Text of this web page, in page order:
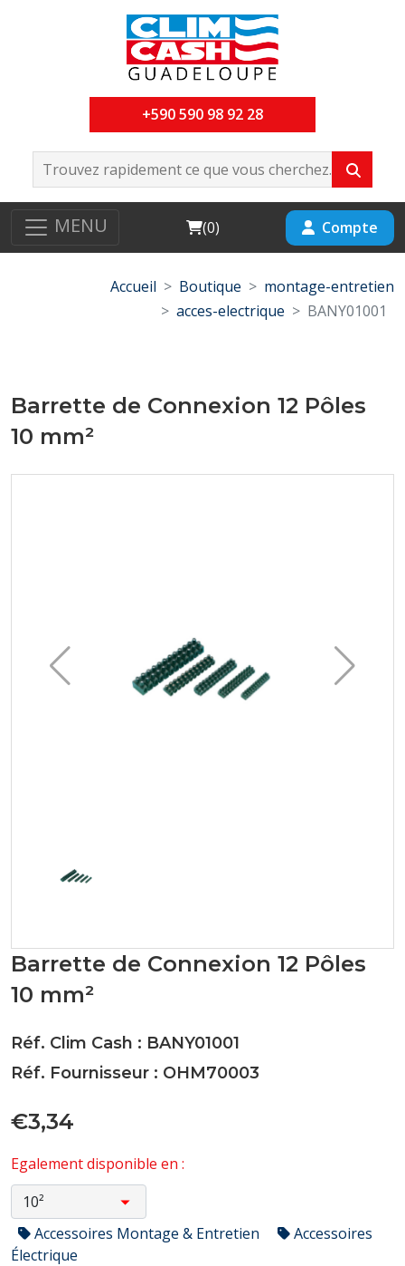
+590 590 98 92 28
MENU Cart
(0) Compte
Accueil Boutique
montage-entretien
acces-electrique
BANY01001
Barrette de Connexion 12 Pôles
10 mm²
Barrette de Connexion 12 Pôles
10 mm²
Réf. Clim Cash : BANY01001
Réf. Fournisseur : OHM70003
€3,34
Egalement disponible en :
Accessoires Montage & Entretien
Accessoires
Électrique